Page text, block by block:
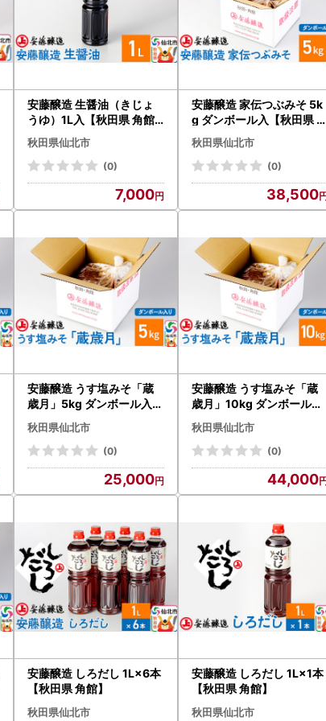
安藤醸造 生醤油（きじょ
うゆ）1L入【秋田県 角館
】
秋田県仙北市
(0)
7,000
安藤醸造 家伝つぶみそ 5k
g ダンボール入【秋田県 角
館】
秋田県仙北市
(0)
38,500
安藤醸造 うす塩みそ「蔵
歳月」5kg ダンボール入【
秋田県 角館】
秋田県仙北市
(0)
25,000
安藤醸造 うす塩みそ「蔵
歳月」10kg ダンボール入
【秋田県 角館】
秋田県仙北市
(0)
44,000
安藤醸造 しろだし 1L×6本
【秋田県 角館】
秋田県仙北市
安藤醸造 しろだし 1L×1本
【秋田県 角館】
秋田県仙北市